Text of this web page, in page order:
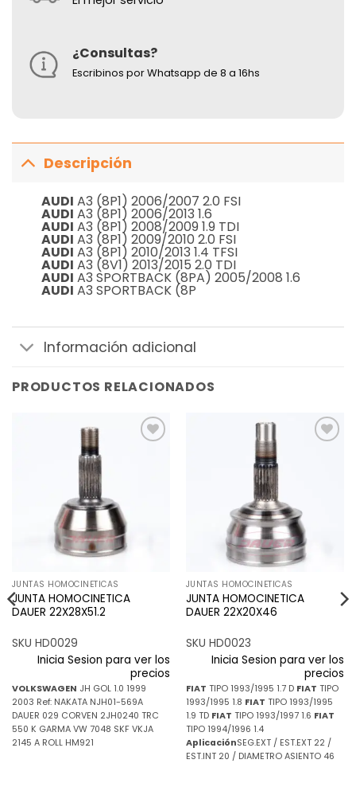
¿Consultas?
Escribinos por Whatsapp de 8 a 16hs
Descripción
AUDI A3 (8P1) 2006/2007 2.0 FSI
AUDI A3 (8P1) 2006/2013 1.6
AUDI A3 (8P1) 2008/2009 1.9 TDI
AUDI A3 (8P1) 2009/2010 2.0 FSI
AUDI A3 (8P1) 2010/2013 1.4 TFSI
AUDI A3 (8V1) 2013/2015 2.0 TDI
AUDI A3 SPORTBACK (8PA) 2005/2008 1.6
AUDI A3 SPORTBACK (8P
Información adicional
PRODUCTOS RELACIONADOS
JUNTAS HOMOCINETICAS
JUNTA HOMOCINETICA
DAUER 22X28X51.2
SKU HD0029
Inicia Sesion para ver los
precios
VOLKSWAGEN JH GOL 1.0 1999
2003 Ref: NAKATA NJH01-569A
DAUER 029 CORVEN 2JH0240 TRC
550 K GARMA VW 7048 SKF VKJA
2145 A ROLL HM921
JUNTAS HOMOCINETICAS
JUNTA HOMOCINETICA
DAUER 22X20X46
SKU HD0023
Inicia Sesion para ver los
precios
FIAT TIPO 1993/1995 1.7 D FIAT TIPO
1993/1995 1.8 FIAT TIPO 1993/1995
1.9 TD FIAT TIPO 1993/1997 1.6 FIAT
TIPO 1994/1996 1.4
AplicaciónSEG.EXT / EST.EXT 22 /
EST.INT 20 / DIAMETRO ASIENTO 46